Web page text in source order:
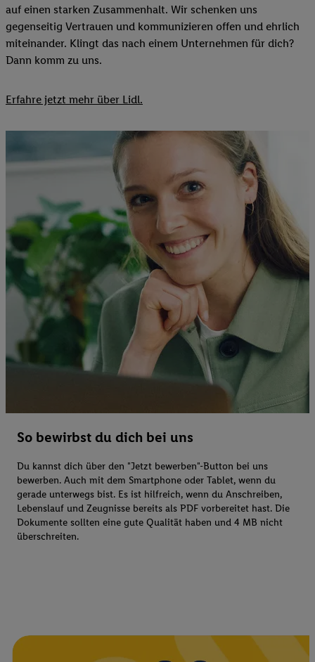
auf einen starken Zusammenhalt. Wir schenken uns
gegenseitig Vertrauen und kommunizieren offen und ehrlich
miteinander. Klingt das nach einem Unternehmen für dich?
Dann komm zu uns.​
Erfahre jetzt mehr über Lidl.
So bewirbst du dich bei uns
Du kannst dich über den "Jetzt bewerben"-Button bei uns
bewerben. Auch mit dem Smartphone oder Tablet, wenn du
gerade unterwegs bist. Es ist hilfreich, wenn du Anschreiben,
Lebenslauf und Zeugnisse bereits als PDF vorbereitet hast. Die
Dokumente sollten eine gute Qualität haben und 4 MB nicht
überschreiten.